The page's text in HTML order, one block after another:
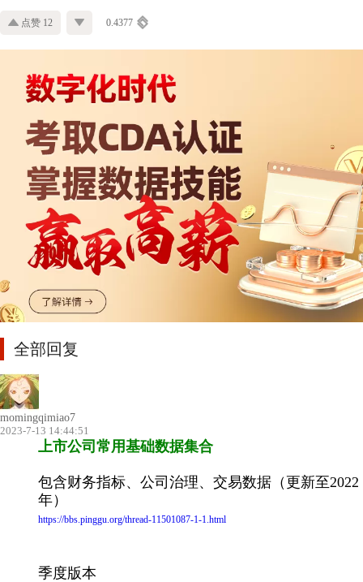
点赞 12 0.4377
全部回复
momingqimiao7
2023-7-13 14:44:51
上市公司常用基础数据集合
包含财务指标、公司治理、交易数据（更新至2022
年）
https://bbs.pinggu.org/thread-11501087-1-1.html
季度版本